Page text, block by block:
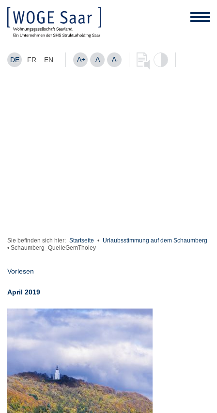
DE FR EN A+ A A-
Sie befinden sich hier: Startseite • Urlaubsstimmung auf dem Schaumberg
• Schaumberg_QuelleGemTholey
Vorlesen
April 2019